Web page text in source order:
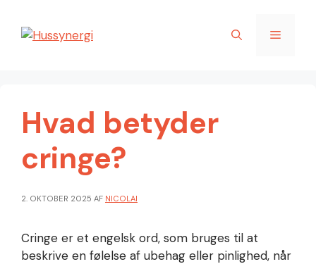
indhold
Menu
Hvad betyder
cringe?
2. OKTOBER 2025 AF NICOLAI
Cringe er et engelsk ord, som bruges til at
beskrive en følelse af ubehag eller pinlighed, når